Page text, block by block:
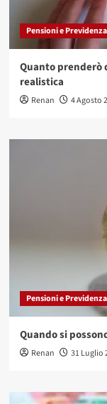
Pensioni e Previdenza
Quanto prenderò
realistica
Renan 4 Agosto
Pensioni e Previdenza
Quando si
Renan 31 Luglio